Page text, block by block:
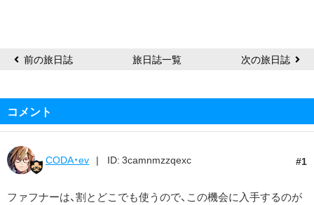
前の旅日誌 旅日誌一覧 次の旅日誌
コメント
1
CODA・ev ID: 3camnmzzqexc
ファフナーは、割とどこでも使うので、この機会に入手するのが